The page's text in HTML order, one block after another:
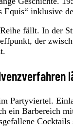
inklusive
fällt. In der
der
Partyviertel.
ein Barbereich
Cocktails